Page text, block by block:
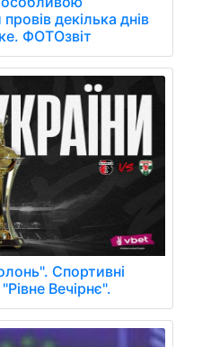
декілька днів
ФОТОзвіт
Спортивні
Вечірнє".